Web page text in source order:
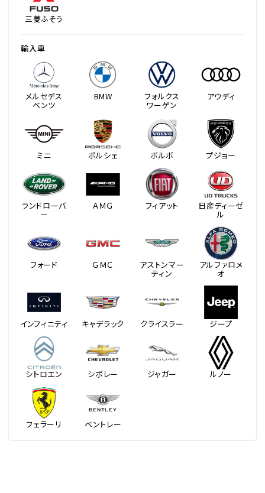
三菱ふそう
輸入車
メルセデス
ベンツ
BMW フォルクス
ワーゲン
アウディ
ミニ ポルシェ ボルボ プジョー
ランドローバ
ー
ＡＭＧ フィアット 日産ディーゼ
ル
フォード ＧＭＣ アストンマー
ティン
アルファロメ
オ
インフィニティ キャデラック クライスラー ジープ
シトロエン シボレー ジャガー ルノー
フェラーリ ベントレー